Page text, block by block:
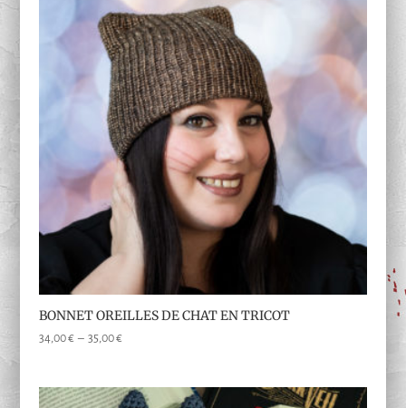
BONNET OREILLES DE CHAT EN TRICOT
34,00€ – 35,00€Plage
34,00 €